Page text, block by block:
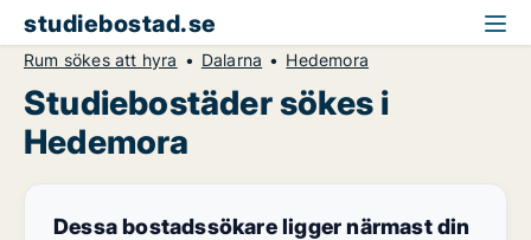
studiebostad.se
Rum sökes att hyra Dalarna Hedemora
Studiebostäder sökes i
Hedemora
Dessa bostadssökare ligger närmast din